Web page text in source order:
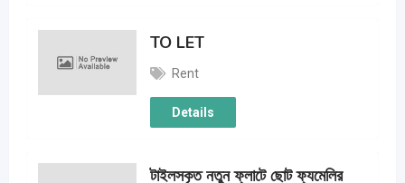
TO LET
Rent
Details
টাইলসকৃত নতুন ফ্লাটে ছোট ফ্যমেলির